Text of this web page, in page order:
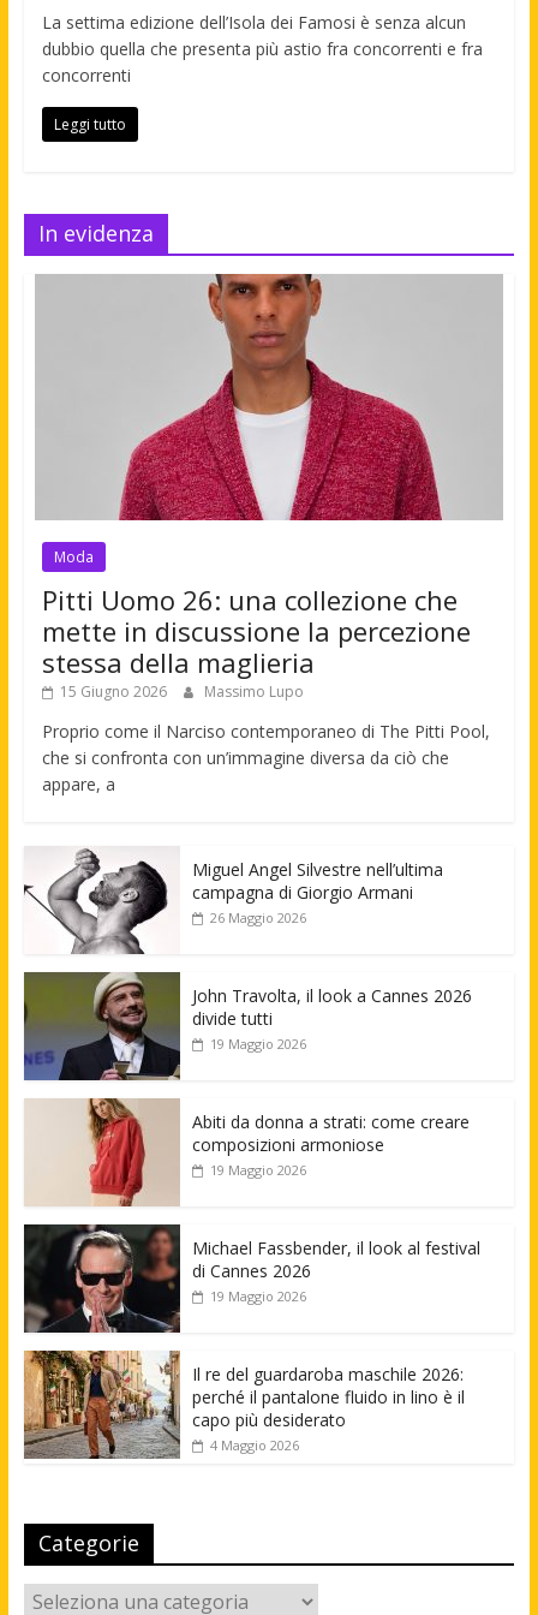
La settima edizione dell’Isola dei Famosi è senza alcun
dubbio quella che presenta più astio fra concorrenti e fra
concorrenti
Leggi tutto
In evidenza
Moda
Pitti Uomo 26: una collezione che
mette in discussione la percezione
stessa della maglieria
15 Giugno 2026 Massimo Lupo
Proprio come il Narciso contemporaneo di The Pitti Pool,
che si confronta con un’immagine diversa da ciò che
appare, a
Miguel Angel Silvestre nell’ultima
campagna di Giorgio Armani
26 Maggio 2026
John Travolta, il look a Cannes 2026
divide tutti
19 Maggio 2026
Abiti da donna a strati: come creare
composizioni armoniose
19 Maggio 2026
Michael Fassbender, il look al festival
di Cannes 2026
19 Maggio 2026
Il re del guardaroba maschile 2026:
perché il pantalone fluido in lino è il
capo più desiderato
4 Maggio 2026
Categorie
Categorie